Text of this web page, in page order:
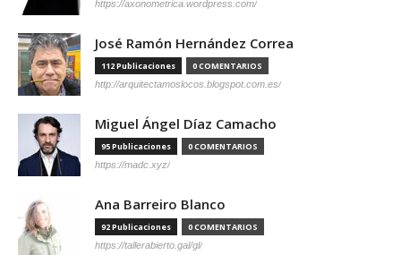
https://axonometrica.wordpress.com/
José Ramón Hernández Correa
112 Publicaciones 0 COMENTARIOS
http://arquitectamoslocos.blogspot.com.es/
Miguel Ángel Díaz Camacho
95 Publicaciones 0 COMENTARIOS
https://madc.xyz/
Ana Barreiro Blanco
92 Publicaciones 0 COMENTARIOS
https://tallerabierto.gal/gl/